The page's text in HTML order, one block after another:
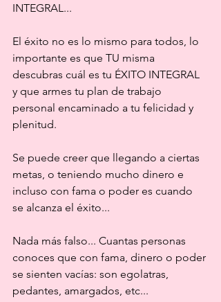
INTEGRAL...
El éxito no es lo mismo para todos, lo
importante es que TU misma
descubras cuál es tu ÉXITO INTEGRAL
y que armes tu plan de trabajo
personal encaminado a tu felicidad y
plenitud.
Se puede creer que llegando a ciertas
metas, o teniendo mucho dinero e
incluso con fama o poder es cuando
se alcanza el éxito...
Nada más falso... Cuantas personas
conoces que con fama, dinero o poder
se sienten vacías: son egolatras,
pedantes, amargados, etc...